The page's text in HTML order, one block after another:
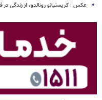
عکس | کریستیانو رونالدو، از زندگی در